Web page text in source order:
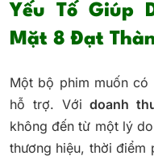
Yếu Tố Giúp
Mặt 8 Đạt
Một bộ phim muốn có
hỗ trợ. Vớidoanh
không đến từ một lý
thương hiệu, thời điểm